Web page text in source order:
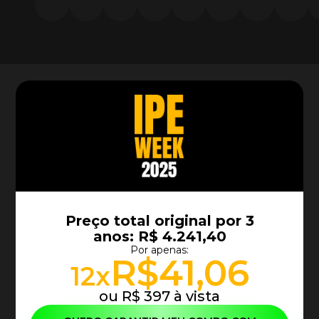
Preço total original por 3
anos: R$ 4.241,40
Por apenas:
12xR$41,06
ou R$ 397 à vista